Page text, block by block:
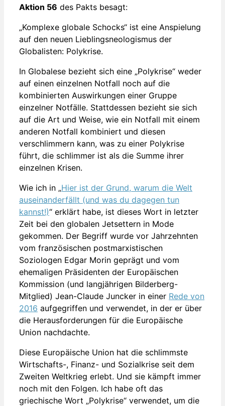
Aktion 56 des Pakts besagt:
„Komplexe globale Schocks“ ist eine Anspielung
auf den neuen Lieblingsneologismus der
Globalisten: Polykrise.
In Globalese bezieht sich eine „Polykrise“ weder
auf einen einzelnen Notfall noch auf die
kombinierten Auswirkungen einer Gruppe
einzelner Notfälle. Stattdessen bezieht sie sich
auf die Art und Weise, wie ein Notfall mit einem
anderen Notfall kombiniert und diesen
verschlimmern kann, was zu einer Polykrise
führt, die schlimmer ist als die Summe ihrer
einzelnen Krisen.
Wie ich in „Hier ist der Grund, warum die Welt
auseinanderfällt (und was du dagegen tun
kannst!)“ erklärt habe, ist dieses Wort in letzter
Zeit bei den globalen Jetsettern in Mode
gekommen. Der Begriff wurde vor Jahrzehnten
vom französischen postmarxistischen
Soziologen Edgar Morin geprägt und vom
ehemaligen Präsidenten der Europäischen
Kommission (und langjährigen Bilderberg-
Mitglied) Jean-Claude Juncker in einer Rede von
2016 aufgegriffen und verwendet, in der er über
die Herausforderungen für die Europäische
Union nachdachte.
Diese Europäische Union hat die schlimmste
Wirtschafts-, Finanz- und Sozialkrise seit dem
Zweiten Weltkrieg erlebt. Und sie kämpft immer
noch mit den Folgen. Ich habe oft das
griechische Wort „Polykrise“ verwendet, um die